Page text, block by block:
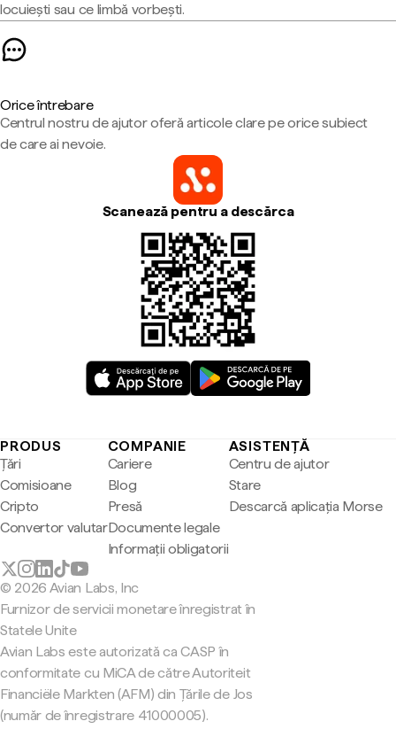
locuiești sau ce limbă vorbești.
Orice întrebare
Centrul nostru de ajutor oferă articole clare pe orice subiect
de care ai nevoie.
Scanează pentru a descărca
PRODUS
Țări
Comisioane
Cripto
Convertor valutar
COMPANIE
Cariere
Blog
Presă
Documente legale
Informații obligatorii
ASISTENȚĂ
Centru de ajutor
Stare
Descarcă aplicația Morse
© 2026 Avian Labs, Inc
Furnizor de servicii monetare înregistrat în
Statele Unite
Avian Labs este autorizată ca CASP în
conformitate cu MiCA de către Autoriteit
Financiële Markten (AFM) din Țările de Jos
(număr de înregistrare 41000005).